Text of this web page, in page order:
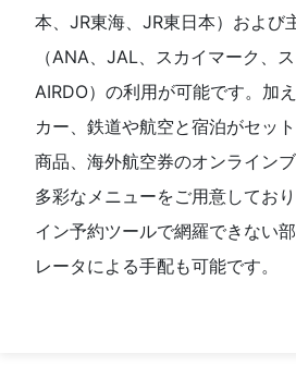
本、 JR東海、 JR東日本）および
（ANA、 JAL、スカイマーク、
AIRDO）の利用が可能です。加
カー、鉄道や航空と宿泊がセッ
商品、海外航空券のオンライン
多彩なメニューをご用意してお
イン予約ツールで網羅できない
レータによる手配も可能です。